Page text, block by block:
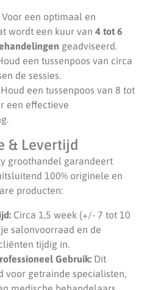
Voor een optimaal en
wordt een kuur van 4 tot 6
geadviseerd.
een tussenpoos van circa
de sessies.
Houd een tussenpoos van 8 tot
een effectieve
& Levertijd
groothandel garandeert
100% originele en
producten:
Circa 1,5 week (+/- 7 tot 10
salonvoorraad en de
tijdig in.
Gebruik: Dit
voor getrainde specialisten,